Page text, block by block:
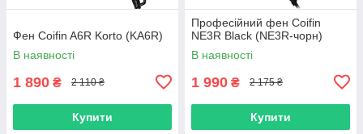
Фен Сoifin A6R Korto (KA6R)
В наявності
1 890 ₴ 2 110 ₴
Купити
Професійний фен Coifin
NE3R Black (NE3R-чорн)
В наявності
1 990 ₴ 2 175 ₴
Купити